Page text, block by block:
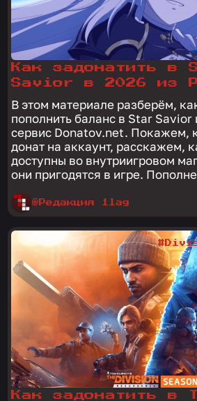
Как задонатить в
Savior в 2026 из
В этом материале разберём,
пополнить баланс в Star Savior
сервис Donatov.net. Покажем,
донат на аккаунт, расскажем,
доступны во внутриигровом
они пригодятся
@Редакция 1lag
Как задонатить в